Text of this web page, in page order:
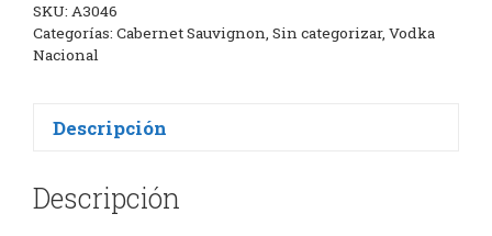
SKU: A3046
Categorías: Cabernet Sauvignon, Sin categorizar, Vodka
Nacional
Descripción
Descripción